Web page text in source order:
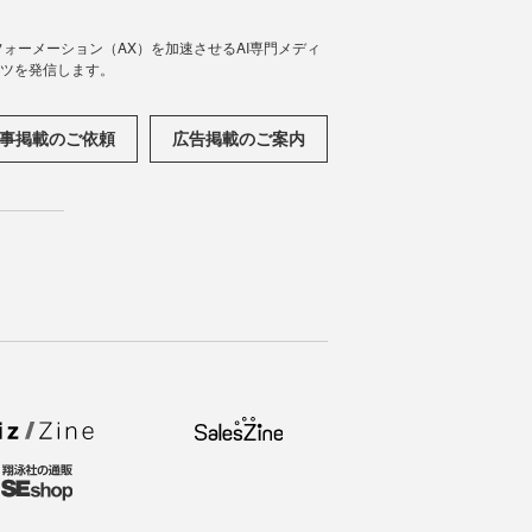
ーメーション（AX）を加速させるAI専門メディ
を発信します。
掲載のご依頼 広告掲載のご案内